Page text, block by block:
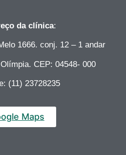
da clínica:
1666. conj. 12 – 1 andar
CEP: 04548- 000
(11) 23728235
Maps